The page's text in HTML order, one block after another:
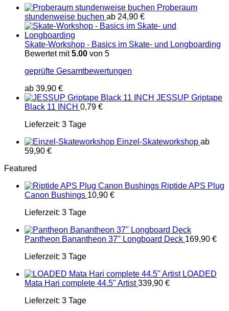
Proberaum
stundenweise buchen ab 24,90 €
Skate-Workshop - Basics im Skate- und Longboarding
Bewertet mit5.00 von 5
geprüfte Gesamtbewertungen
ab 39,90 €
JESSUP Griptape
Black 11 INCH 0,79 €
Lieferzeit: 3 Tage
Einzel-Skateworkshop ab
59,90 €
Featured
Riptide APS Plug
Canon Bushings 10,90 €
Lieferzeit: 3 Tage
Pantheon Banantheon 37" Longboard Deck 169,90 €
Lieferzeit: 3 Tage
LOADED
Mata Hari complete 44.5" Artist 339,90 €
Lieferzeit: 3 Tage